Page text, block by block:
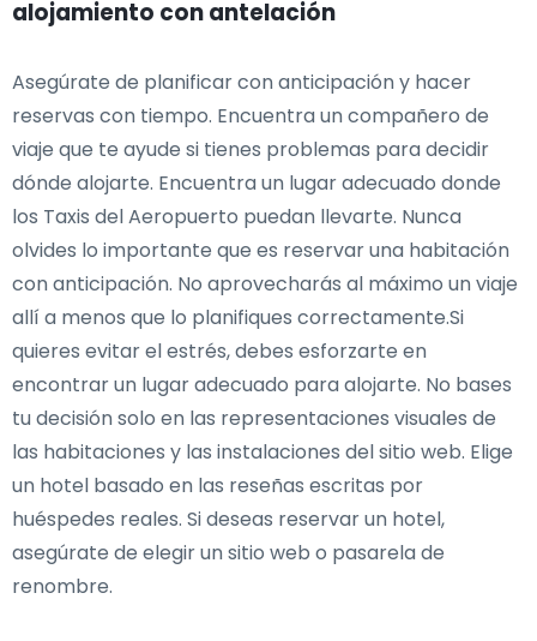
alojamiento con antelación
Asegúrate de planificar con anticipación y hacer
reservas con tiempo. Encuentra un compañero de
viaje que te ayude si tienes problemas para decidir
dónde alojarte. Encuentra un lugar adecuado donde
los Taxis del Aeropuerto puedan llevarte. Nunca
olvides lo importante que es reservar una habitación
con anticipación. No aprovecharás al máximo un viaje
allí a menos que lo planifiques correctamente.Si
quieres evitar el estrés, debes esforzarte en
encontrar un lugar adecuado para alojarte. No bases
tu decisión solo en las representaciones visuales de
las habitaciones y las instalaciones del sitio web. Elige
un hotel basado en las reseñas escritas por
huéspedes reales. Si deseas reservar un hotel,
asegúrate de elegir un sitio web o pasarela de
renombre.